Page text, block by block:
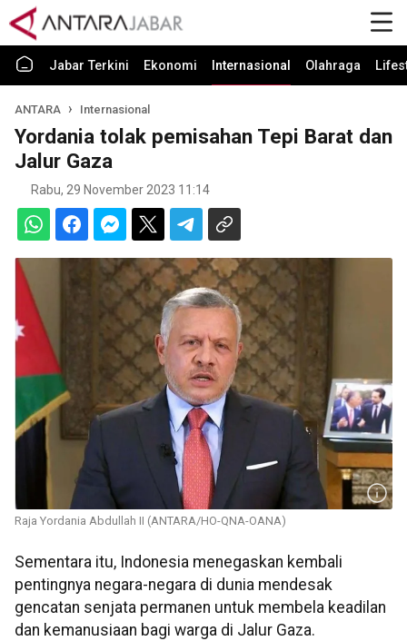
Jabar Terkini Ekonomi Internasional Olahraga
ANTARA Internasional
Yordania tolak pemisahan Tepi Barat dan
Jalur Gaza
Rabu, 29 November 2023 11:14
Raja Yordania Abdullah II (ANTARA/HO-QNA-OANA)
Sementara itu, Indonesia menegaskan kembali
pentingnya negara-negara di dunia mendesak
gencatan senjata permanen untuk membela keadilan
dan kemanusiaan bagi warga di Jalur Gaza.